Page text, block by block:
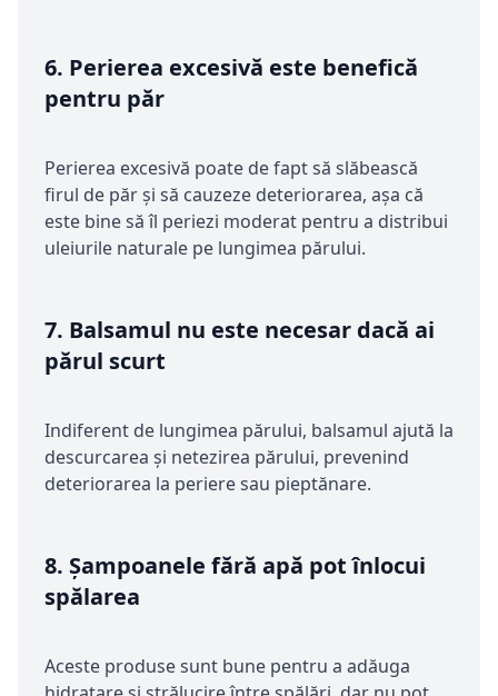
6. Perierea excesivă este benefică
pentru păr
Perierea excesivă poate de fapt să slăbească
firul de păr și să cauzeze deteriorarea, așa că
este bine să îl periezi moderat pentru a distribui
uleiurile naturale pe lungimea părului.
7. Balsamul nu este necesar dacă ai
părul scurt
Indiferent de lungimea părului, balsamul ajută la
descurcarea și netezirea părului, prevenind
deteriorarea la periere sau pieptănare.
8. Șampoanele fără apă pot înlocui
spălarea
Aceste produse sunt bune pentru a adăuga